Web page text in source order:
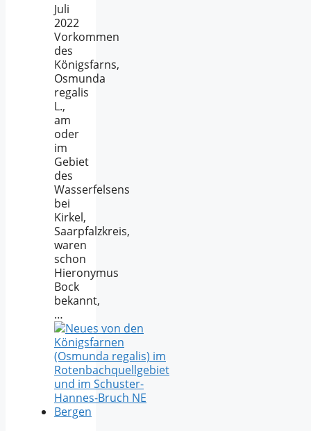
Juli
2022
Vorkommen
des
Königsfarns,
Osmunda
regalis
L.,
am
oder
im
Gebiet
des
Wasserfelsens
bei
Kirkel,
Saarpfalzkreis,
waren
schon
Hieronymus
Bock
bekannt,
…